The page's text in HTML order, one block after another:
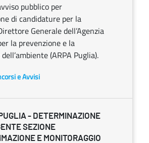
pubblico per
di candidature per la
Generale dell’Agenzia
la prevenzione e la
(ARPA Puglia).
e Avvisi
- DETERMINAZIONE
SEZIONE
E MONITORAGGIO